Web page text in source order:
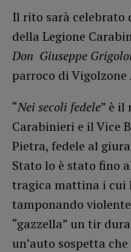
Il rito sarà celebrato
della Legione
Don Giuseppe
parroco di Vigolzone
“Nei secoli fedele” è il
Carabinieri e il Vice
Pietra, fedele al
Stato lo è stato fino
tragica mattina i cui
tamponando
“gazzella” un tir
un’auto sospetta